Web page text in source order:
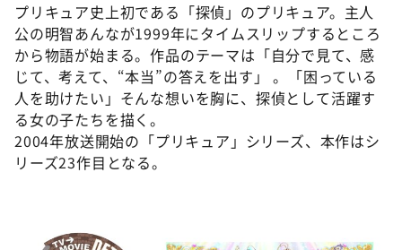
プリキュア史上初である「探偵」のプリキュア。主人
公の明智あんなが1999年にタイムスリップするところ
から物語が始まる。作品のテーマは「自分で見て、感
じて、考えて、“本当”の答えを出す」 。「困っている
人を助けたい」そんな想いを胸に、探偵として活躍す
る女の子たちを描く。
2004年放送開始の「プリキュア」シリーズ、本作はシ
リーズ23作目となる。